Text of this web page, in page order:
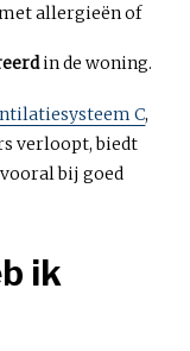
allergieën of
in de woning.
C,
verloopt, biedt
bij goed
ik